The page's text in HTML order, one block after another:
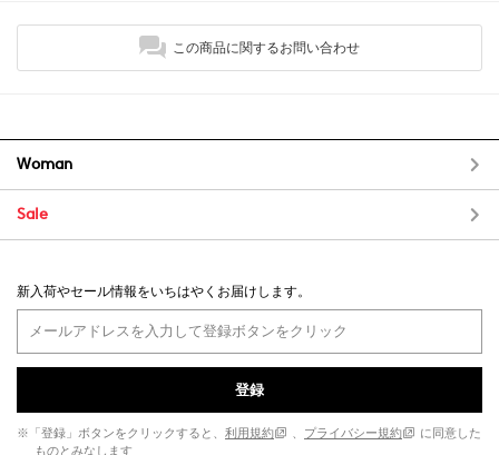
この商品に関するお問い合わせ
Woman
Sale
新入荷やセール情報をいちはやくお届けします。
登録
※「登録」ボタンをクリックすると、 利用規約 、 プライバシー規約
に同意した
ものとみなします